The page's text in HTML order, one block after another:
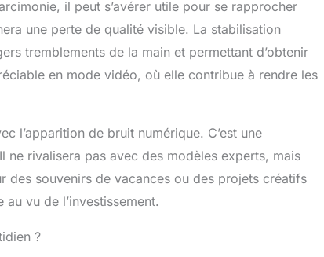
il peut s’avérer utile pour se rapprocher
une perte de qualité visible. La stabilisation
tremblements de la main et permettant d’obtenir
en mode vidéo, où elle contribue à rendre les
l’apparition de bruit numérique. C’est une
rivalisera pas avec des modèles experts, mais
des souvenirs de vacances ou des projets créatifs
vu de l’investissement.
?